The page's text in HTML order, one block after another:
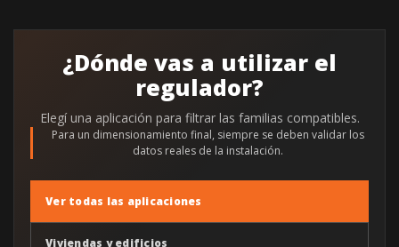
¿Dónde vas a utilizar el
regulador?
Elegí una aplicación para filtrar las familias compatibles.
Para un dimensionamiento final, siempre se deben validar los
datos reales de la instalación.
Ver todas las aplicaciones
Viviendas y edificios